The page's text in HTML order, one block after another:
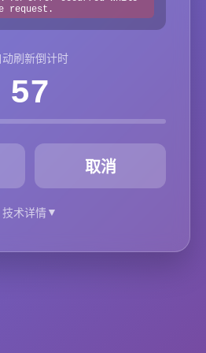
request.
动刷新倒计时
57
取消
技术详情▼